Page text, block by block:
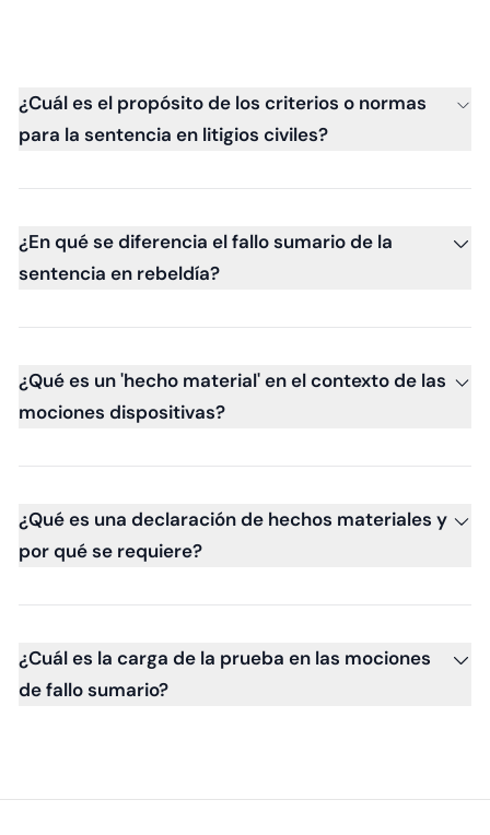
¿Cuál es el propósito de los criterios o normas
para la sentencia en litigios civiles?
¿En qué se diferencia el fallo sumario de la
sentencia en rebeldía?
¿Qué es un 'hecho material' en el contexto de las
mociones dispositivas?
¿Qué es una declaración de hechos materiales y
por qué se requiere?
¿Cuál es la carga de la prueba en las mociones
de fallo sumario?